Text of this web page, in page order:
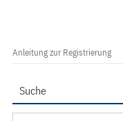
Anleitung zur Registrierung
Suche